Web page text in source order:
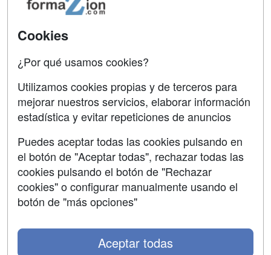
Acceso Usuarios
Acceso Centros
Contactar
Confidencialidad
Aviso legal
Copyleft
Cookies
¿Por qué usamos cookies?
Utilizamos cookies propias y de terceros para
mejorar nuestros servicios, elaborar información
estadística y evitar repeticiones de anuncios
Puedes aceptar todas las cookies pulsando en
el botón de "Aceptar todas", rechazar todas las
cookies pulsando el botón de "Rechazar
cookies" o configurar manualmente usando el
botón de "más opciones"
Aceptar todas